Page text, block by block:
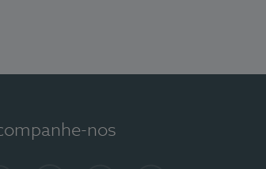
nos